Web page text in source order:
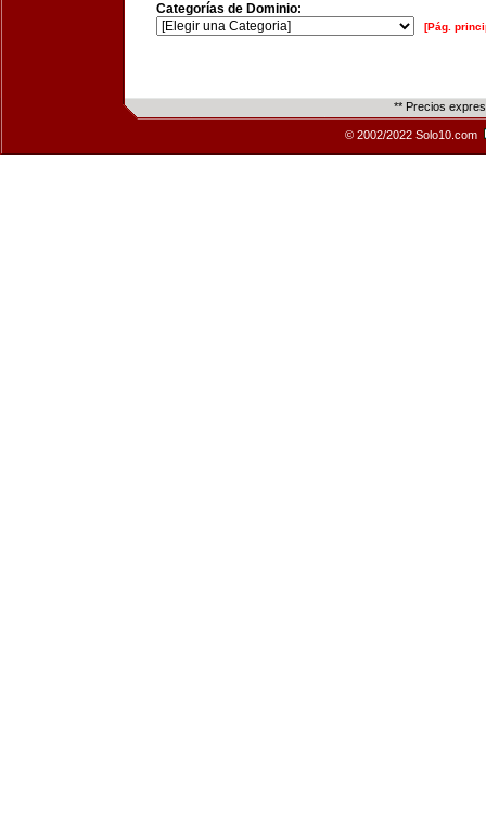
Categorías de Dominio:
[Pág.
** Precios
© 2002/2022 Solo10.com